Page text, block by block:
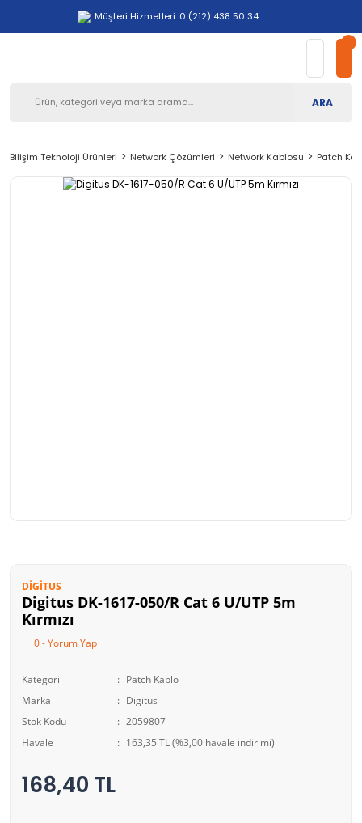
Müşteri Hizmetleri: 0 (212) 438 50 34
ARA
Bilişim Teknoloji Ürünleri Network Çözümleri Network Kablosu Patch
DIGITUS
Digitus DK-1617-050/R Cat 6 U/UTP 5m
Kırmızı
0 - Yorum Yap
Kategori
Patch Kablo
Marka
Digitus
Stok Kodu
2059807
Havale
163,35 TL (%3,00 havale indirimi)
168,40 TL